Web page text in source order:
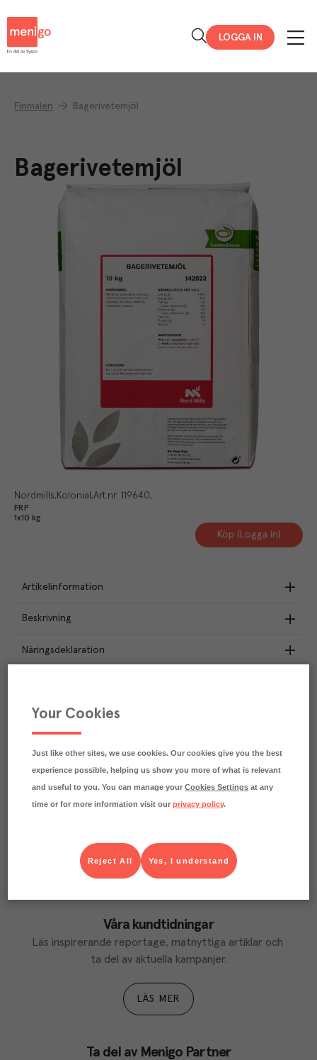
LOGGA IN
Finmalen Bagerivetemjöl
Bagerivetemjöl
Nordmills Kolonial Art.nr. 119640
FRP
1x10 kg
Köp (Logga in)
Artikelinformation
Beskrivning
Näringsdeklaration
Varje kilo av varan påverkar klimatet motsvarande
utsläppen av 0.9 kg koldioxid.
Våra kundtidningar
Läs inspirerande reportage, matnyttiga artiklar och
ta del av aktuella kampanjer.
LÄS MER
Ta del av Menigo Partner
Your Cookies
Just like other sites, we use cookies. Our cookies give you the best
experience possible, helping us show you more of what is relevant
and useful to you. You can manage yourCookies Settings at any
time or for more information visit ourprivacy policy.
Yes, I understand
Reject All